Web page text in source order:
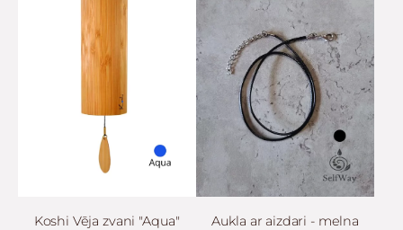
Koshi Vēja zvani "Aqua"
Aukla ar aizdari - melna